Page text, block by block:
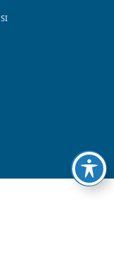
SI